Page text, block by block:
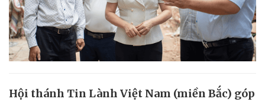
Hội thánh Tin Lành Việt Nam (miền Bắc) góp